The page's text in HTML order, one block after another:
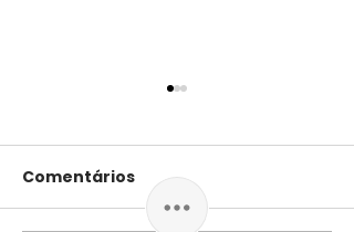
Comentários